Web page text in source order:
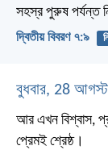
সহস্র পুরুষ পর্যন্ত
দ্বিতীয় বিবরণ ৭:৯
বুধবার, 28
আর এখন বিশ্বাস,
প্রেমই শ্রেষ্ঠ।